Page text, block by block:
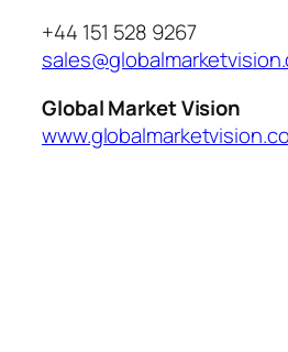
+44 151 528 9267
Global Market Vision